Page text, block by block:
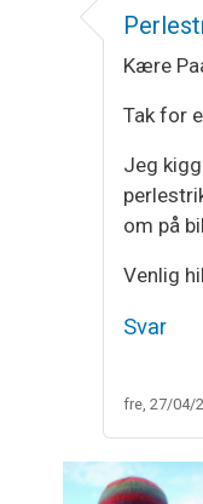
Kære
Tak for
Jeg
om på
Venlig
Svar
fre, 27/04/